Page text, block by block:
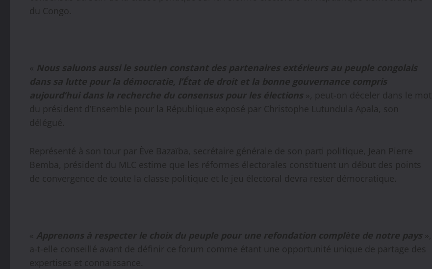
du Congo.
« Nous saluons aussi le soutien constant des partenaires extérieurs au peuple congolais
dans sa lutte pour la démocratie, l’État de droit et la bonne gouvernance compris
aujourd’hui dans la recherche du consensus pour les élections », peut-on déceler dans le mot
du président d’Ensemble pour la République exposé par Christophe Lutundula Apala, son
délégué.
Représenté à son tour par Ève Bazaïba, secrétaire générale de son parti politique, Jean Pierre
Bemba, président du MLC estime que les réformes électorales constituent un début des points
de convergence de toute la classe politique et le jeu électoral devra rester démocratique.
« Apprenons à respecter le choix du peuple pour une refondation complète de notre pays »,
a-t-elle conseillé avant de définir ce forum comme étant une opportunité unique de partage des
expertises et connaissance.